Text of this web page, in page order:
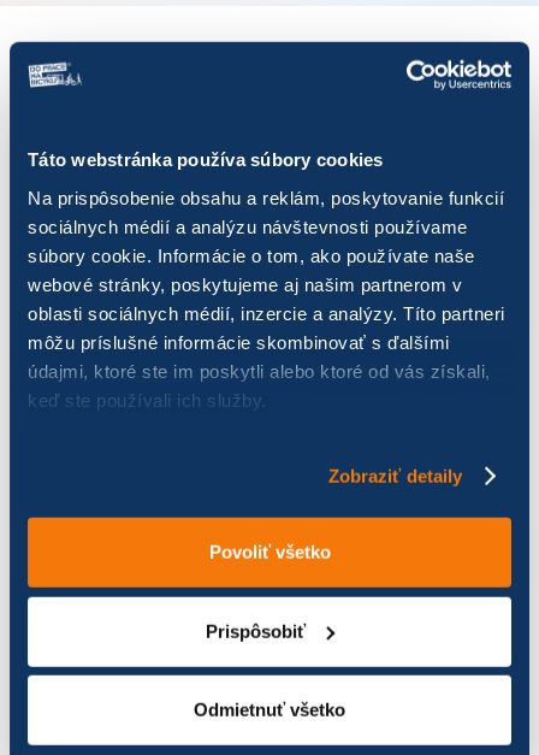
Táto webstránka používa súbory cookies
Na prispôsobenie obsahu a reklám, poskytovanie funkcií
sociálnych médií a analýzu návštevnosti používame
súbory cookie. Informácie o tom, ako používate naše
webové stránky, poskytujeme aj našim partnerom v
oblasti sociálnych médií, inzercie a analýzy. Títo partneri
môžu príslušné informácie skombinovať s ďalšími
údajmi, ktoré ste im poskytli alebo ktoré od vás získali,
keď ste používali ich služby.
Zobraziť detaily
Povoliť všetko
Prispôsobiť
Odmietnuť všetko
VÝSLEDKY PRE ROK 2019
Zobraziť výsledkov
Názov Počet jázd Najazdených km
Cyklotrialisti 30 140,20
ETELA 118
96
Rýchle korytnačky 80 107,69